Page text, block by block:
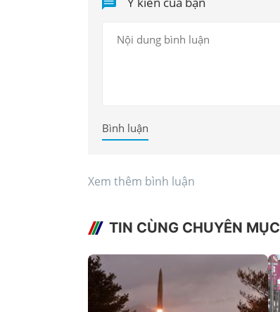
Bình luận
Xem thêm bình luận
TIN CÙNG CHUYÊN MỤC